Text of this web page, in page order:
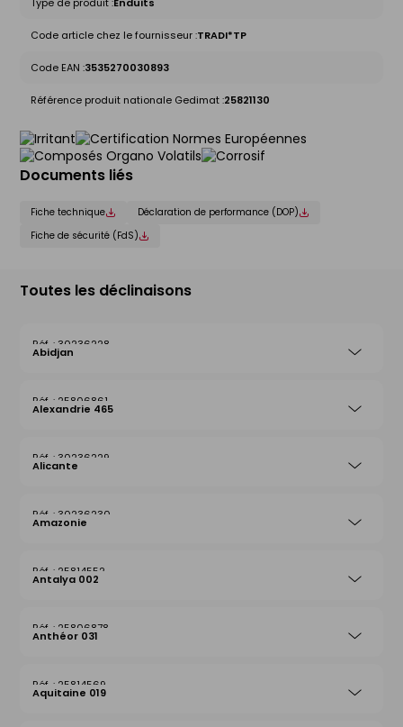
Code article chez le fournisseur :TRADI*TP
Code EAN :3535270030893
Référence produit nationale Gedimat :25821130
Documents liés
Fiche technique
Déclaration de performance (DOP)
Fiche de sécurité (FdS)
Toutes les déclinaisons
30236228
Abidjan
25806861
Alexandrie 465
30236229
Alicante
30236230
Amazonie
25814552
Antalya 002
25806878
Anthéor 031
25814569
Aquitaine 019